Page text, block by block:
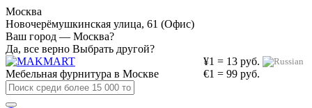
Москва
Новочерёмушкинская улица, 61 (Офис)
Ваш город — Москва?
Да, все верно Выбрать другой?
¥1 = 13 руб.
€1 = 99 руб.
Мебельная фурнитура в Москве